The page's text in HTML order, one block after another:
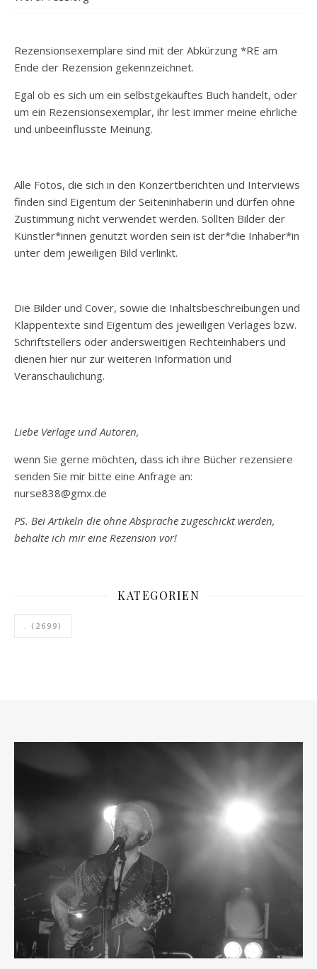
Rezensionsexemplare sind mit der Abkürzung *RE am
Ende der Rezension gekennzeichnet.
Egal ob es sich um ein selbstgekauftes Buch handelt, oder
um ein Rezensionsexemplar, ihr lest immer meine ehrliche
und unbeeinflusste Meinung.
Alle Fotos, die sich in den Konzertberichten und Interviews
finden sind Eigentum der Seiteninhaberin und dürfen ohne
Zustimmung nicht verwendet werden. Sollten Bilder der
Künstler*innen genutzt worden sein ist der*die Inhaber*in
unter dem jeweiligen Bild verlinkt.
Die Bilder und Cover, sowie die Inhaltsbeschreibungen und
Klappentexte sind Eigentum des jeweiligen Verlages bzw.
Schriftstellers oder andersweitigen Rechteinhabers und
dienen hier nur zur weiteren Information und
Veranschaulichung.
Liebe Verlage und Autoren,
wenn Sie gerne möchten, dass ich ihre Bücher rezensiere
senden Sie mir bitte eine Anfrage an:
nurse838@gmx.de
PS. Bei Artikeln die ohne Absprache zugeschickt werden,
behalte ich mir eine Rezension vor!
KATEGORIEN
. (2699)